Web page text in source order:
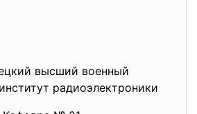
высший военный
радиоэлектроники